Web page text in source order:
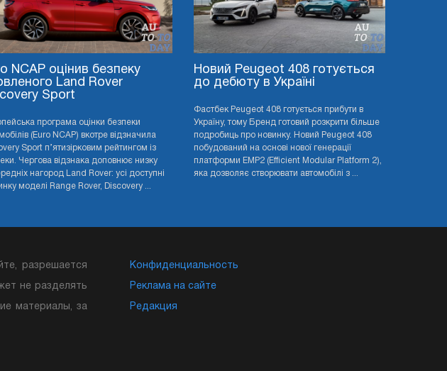
NCAP оцінив безпеку
Land Rover
Sport
програма оцінки безпеки
(Euro NCAP) вкотре відзначила
Sport п’ятизірковим рейтингом із
Чергова відзнака доповнює низку
нагород Land Rover: усі доступні
моделі Range Rover, Discovery ...
Новий Peugeot 408 готується
до дебюту в Україні
Фастбек Peugeot 408 готується прибути в
Україну, тому Бренд готовий розкрити більше
подробиць про новинку. Новий Peugeot 408
побудований на основі нової генерації
платформи EMP2 (Efficient Modular Platform 2),
яка дозволяє створювати автомобілі з ...
Конфиденциальность
Реклама на сайте
Редакция
разрешается
не разделять
материалы, за